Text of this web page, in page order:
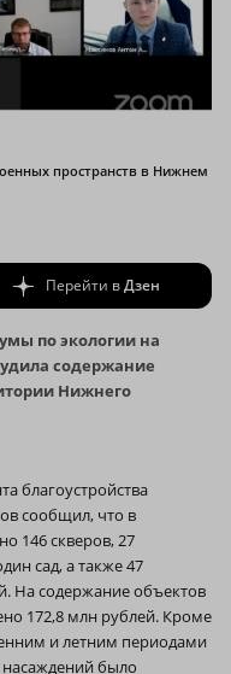
пространств в Нижнем
Перейти вДзен
по экологии на
содержание
Нижнего
благоустройства
сообщил, что в
146 скверов, 27
сад, а также 47
На содержание объектов
172,8 млн рублей. Кроме
и летним периодами
было